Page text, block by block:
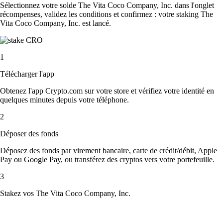
Sélectionnez votre solde The Vita Coco Company, Inc. dans l'onglet
récompenses, validez les conditions et confirmez : votre staking The
Vita Coco Company, Inc. est lancé.
1
Télécharger l'app
Obtenez l'app Crypto.com sur votre store et vérifiez votre identité en
quelques minutes depuis votre téléphone.
2
Déposer des fonds
Déposez des fonds par virement bancaire, carte de crédit/débit, Apple
Pay ou Google Pay, ou transférez des cryptos vers votre portefeuille.
3
Stakez vos The Vita Coco Company, Inc.